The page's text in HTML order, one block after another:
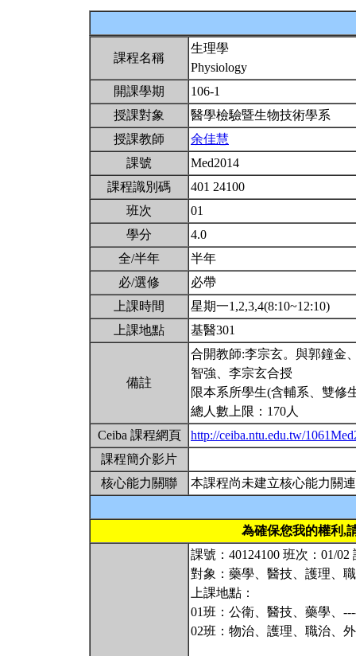
課程名稱
生理學
Physiology
開課學期
106-1
授課對象
醫學檢驗暨生物技術學系
授課教師
余佳慧
課號
Med2014
課程識別碼
401 24100
班次
01
學分
4.0
全/半年
半年
必/選修
必帶
上課時間
星期一1,2,3,4(8:10~12:10)
上課地點
基醫301
備註
合開教師:李宗玄。與郭鐘金
智強、李宗玄合授
限本系所學生(含輔系、雙修
總人數上限：170人
Ceiba 課程網頁
http://ceiba.ntu.edu.tw/
課程簡介影片
核心能力關聯
本課程尚未建立核心能力關連
為確保您我的權利,
課號：40124100 班次：01/
對象：藥學、醫技、護理、
上課地點：
01班：公衛、醫技、藥學、
02班：物治、護理、職治、